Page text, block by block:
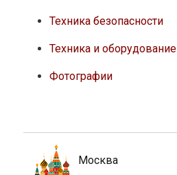
Техника безопасности
Техника и оборудование
Фотографии
Москва